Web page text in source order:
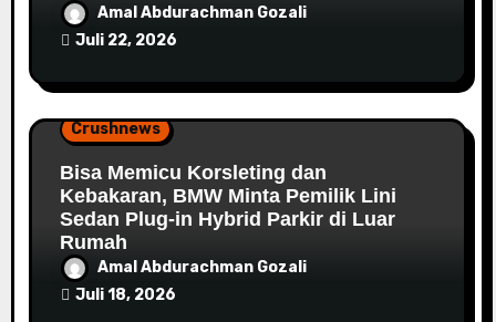
Amal Abdurachman Gozali
Juli 22, 2026
Crushnews
Bisa Memicu Korsleting dan
Kebakaran, BMW Minta Pemilik Lini
Sedan Plug-in Hybrid Parkir di Luar
Rumah
Amal Abdurachman Gozali
Juli 18, 2026